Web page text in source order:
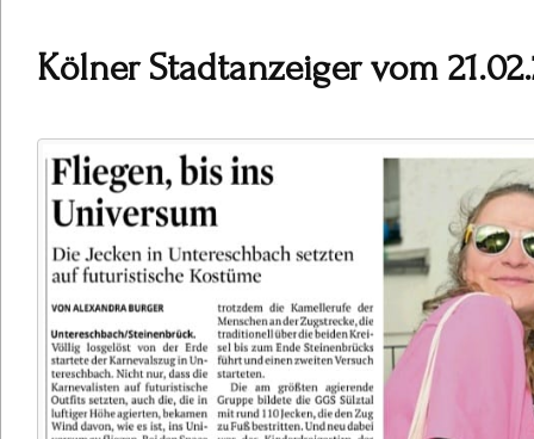
Kölner Stadtanzeiger vom